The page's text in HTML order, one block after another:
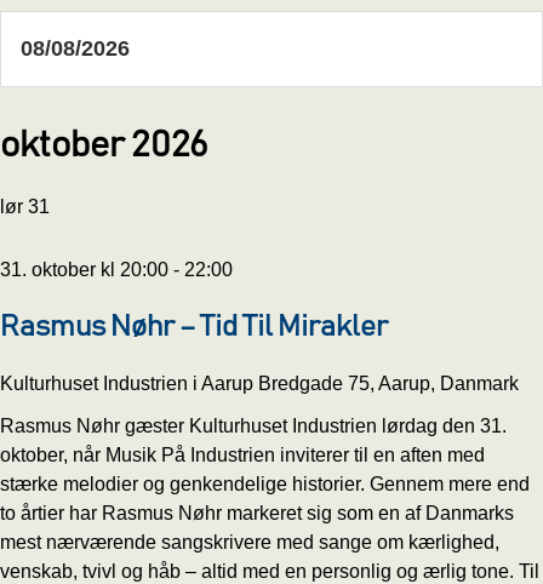
oktober 2026
lør 31
31. oktober kl 20:00 - 22:00
Rasmus Nøhr – Tid Til Mirakler
Kulturhuset Industrien i Aarup Bredgade 75, Aarup, Danmark
Rasmus Nøhr gæster Kulturhuset Industrien lørdag den 31.
oktober, når Musik På Industrien inviterer til en aften med
stærke melodier og genkendelige historier. Gennem mere end
to årtier har Rasmus Nøhr markeret sig som en af Danmarks
mest nærværende sangskrivere med sange om kærlighed,
venskab, tvivl og håb – altid med en personlig og ærlig tone. Til